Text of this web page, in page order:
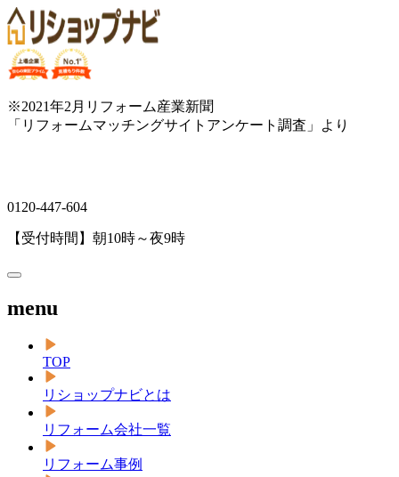
※2021年2月リフォーム産業新聞
「リフォームマッチングサイトアンケート調査」より
0120-447-604
【受付時間】朝10時～夜9時
menu
TOP
リショップナビとは
リフォーム会社一覧
リフォーム事例